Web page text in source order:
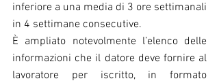
inferiore a una media di 3 ore settimanali
in 4 settimane consecutive.
È ampliato notevolmente l’elenco delle
informazioni che il datore deve fornire al
lavoratore per iscritto, in formato